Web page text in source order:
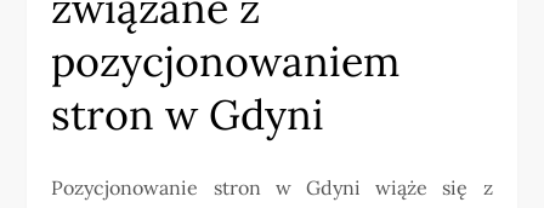
pozycjonowaniem
stron w Gdyni
Pozycjonowanie stron w Gdyni wiąże się z